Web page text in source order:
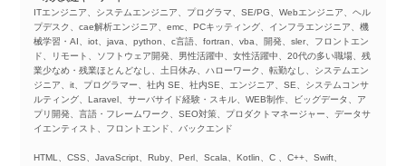
ITエンジニア、システムエンジニア、プログラマ、SE/PG、Webエンジニア、ヘル
プデスク、cae解析エンジニア、emc、PCキッティング、インフラエンジニア、機
械学習・AI、iot、java、python、c言語、fortran、vba、開発、sler、フロントエン
ド、リモート、ソフトウェア開発、男性活躍中、女性活躍中、20代の多い職場、残
業少なめ・残業ほとんどなし、土日休み、ハローワーク、転勤なし、システムエン
ジニア、it、プログラマー、社内 SE、社内SE、エンジニア、SE、システムコンサ
ルティング、Laravel、サーバサイド経験・スキル、WEB制作、ビッグデータ、ア
プリ開発、言語・フレームワーク、SEO対策、プロダクトマネージャー、データサ
イエンティスト、フロントエンド、バックエンド
HTML、CSS、JavaScript、Ruby、Perl、Scala、Kotlin、C 、C++、Swift、